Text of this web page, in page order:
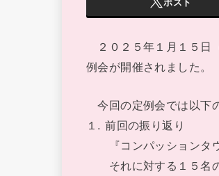
２０２５年１月１５日
例会が開催されました。
今回の定例会では以下
１. 前回の振り返り
『コンパッションタウ
それに対する１５名の